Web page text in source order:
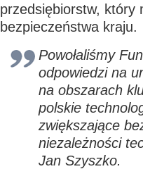
przedsiębiorstw, który
bezpieczeństwa kraju.
Powołaliśmy
odpowiedzi na
na obszarach
polskie
zwiększające
niezależności
Jan Szyszko.